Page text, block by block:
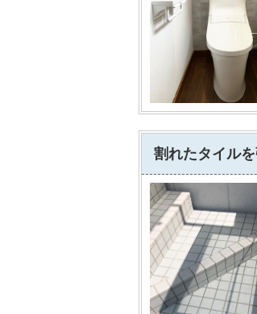
割れたタイル